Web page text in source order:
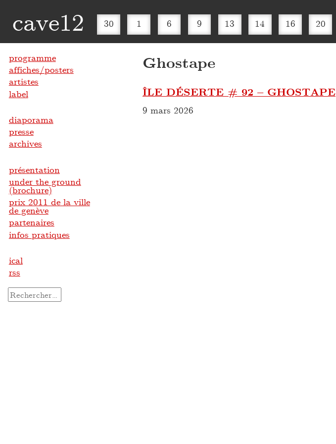
cave12 30 1 6 9 13 14 16 20
Ghostape
ÎLE DÉSERTE # 92 – GHOSTAPE
9 mars 2026
programme
affiches/posters
artistes
label
diaporama
presse
archives
présentation
under the ground
(brochure)
prix 2011 de la ville
de genève
partenaires
infos pratiques
ical
rss
Rechercher :